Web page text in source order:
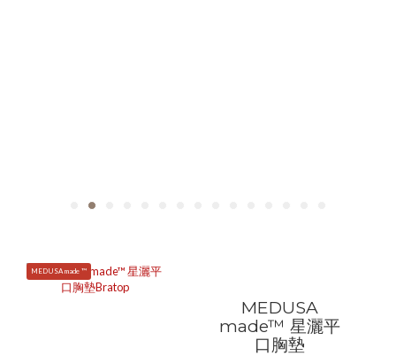
MEDUSA made ™
MEDUSA
made™ 星灑平
口胸墊